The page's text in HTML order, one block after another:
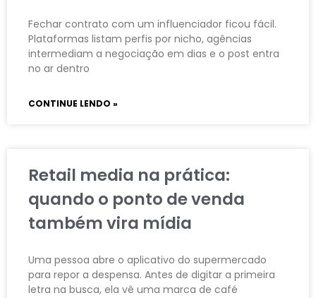
Fechar contrato com um influenciador ficou fácil.
Plataformas listam perfis por nicho, agências
intermediam a negociação em dias e o post entra
no ar dentro
CONTINUE LENDO »
Retail media na prática:
quando o ponto de venda
também vira mídia
Uma pessoa abre o aplicativo do supermercado
para repor a despensa. Antes de digitar a primeira
letra na busca, ela vê uma marca de café